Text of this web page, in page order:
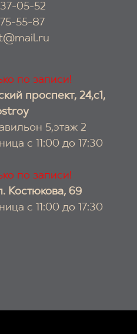
05-52
55-87
по записи!
проспект, 24,с1,
5,этаж 2
с 11:00 до 17:30
по записи!
Костюкова, 69
с 11:00 до 17:30